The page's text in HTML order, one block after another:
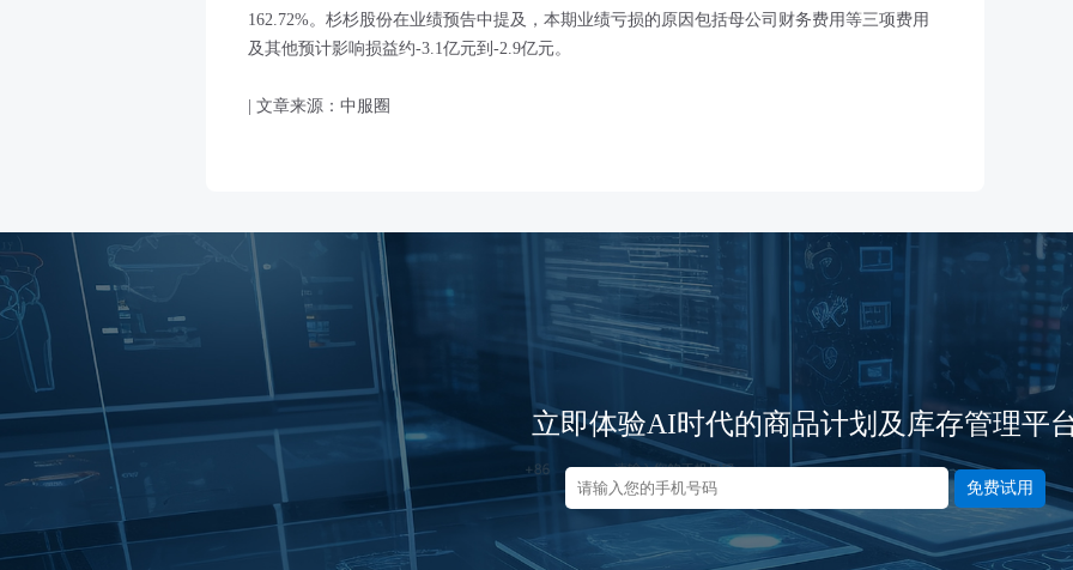
162.72%。杉杉股份在业绩预告中提及，本期业绩亏损的原因包括母公司财务费用等三项费用
及其他预计影响损益约-3.1亿元到-2.9亿元。
| 文章来源：中服圈
立即体验AI时代的商品计划及库存管理平
免费试用